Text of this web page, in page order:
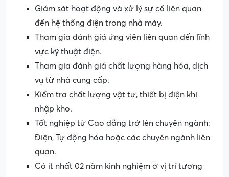
Giám sát hoạt động và xử lý sự cố liên quan
đến hệ thống điện trong nhà máy.
Tham gia đánh giá ứng viên liên quan đến lĩnh
vực kỹ thuật điện.
Tham gia đánh giá chất lượng hàng hóa, dịch
vụ từ nhà cung cấp.
Kiểm tra chất lượng vật tư, thiết bị điện khi
nhập kho.
Tốt nghiệp từ Cao đẳng trở lên chuyên ngành:
Điện, Tự động hóa hoặc các chuyên ngành liên
quan.
Có ít nhất 02 năm kinh nghiệm ở vị trí tương